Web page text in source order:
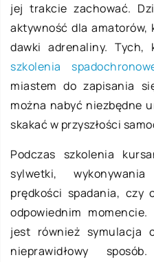
jej trakcie zachować.
aktywność dla amatorów,
dawki adrenaliny. Tych,
szkolenia
miastem do zapisania
można nabyć niezbędne
skakać w przyszłości
Podczas szkolenia
sylwetki,
prędkości spadania, czy
odpowiednim
jest również symulacja
nieprawidłowy